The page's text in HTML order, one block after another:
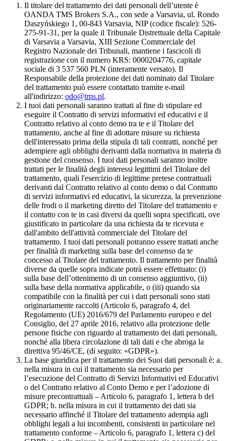
Il titolare del trattamento dei dati personali dell’utente è
OANDA TMS Brokers S.A., con sede a Varsavia, ul. Rondo
Daszyńskiego 1, 00-843 Varsavia, NIP (codice fiscale): 526-
275-91-31, per la quale il Tribunale Distrettuale della Capitale
di Varsavia a Varsavia, XIII Sezione Commerciale del
Registro Nazionale dei Tribunali, mantiene i fascicoli di
registrazione con il numero KRS: 0000204776, capitale
sociale di 3 537 560 PLN (interamente versato). Il
Responsabile della protezione dei dati nominato dal Titolare
del trattamento può essere contattato tramite e-mail
all'indirizzo: odo@tms.pl.
I tuoi dati personali saranno trattati al fine di stipulare ed
eseguire il Contratto di servizi informativi ed educativi e il
Contratto relativo al conto demo tra te e il Titolare del
trattamento, anche al fine di adottare misure su richiesta
dell'interessato prima della stipula di tali contratti, nonché per
adempiere agli obblighi derivanti dalla normativa in materia di
gestione del consenso. I tuoi dati personali saranno inoltre
trattati per le finalità degli interessi legittimi del Titolare del
trattamento, quali l'esercizio di legittime pretese contrattuali
derivanti dal Contratto relativo al conto demo o dal Contratto
di servizi informativi ed educativi, la sicurezza, la prevenzione
delle frodi o il marketing diretto del Titolare del trattamento e
il contatto con te in casi diversi da quelli sopra specificati, ove
giustificato in particolare da una richiesta da te ricevuta e
dall'ambito dell'attività commerciale del Titolare del
trattamento. I tuoi dati personali potranno essere trattati anche
per finalità di marketing sulla base del consenso da te
concesso al Titolare del trattamento. Il trattamento per finalità
diverse da quelle sopra indicate potrà essere effettuato: (i)
sulla base dell’ottenimento di un consenso aggiuntivo, (ii)
sulla base della normativa applicabile, o (iii) quando sia
compatibile con la finalità per cui i dati personali sono stati
originariamente raccolti (Articolo 6, paragrafo 4, del
Regolamento (UE) 2016/679 del Parlamento europeo e del
Consiglio, del 27 aprile 2016, relativo alla protezione delle
persone fisiche con riguardo al trattamento dei dati personali,
nonché alla libera circolazione di tali dati e che abroga la
direttiva 95/46/CE, (di seguito: «GDPR»).
La base giuridica per il trattamento dei Suoi dati personali è: a.
nella misura in cui il trattamento sia necessario per
l’esecuzione del Contratto di Servizi Informativi ed Educativi
o del Contratto relativo al Conto Demo e per l’adozione di
misure precontrattuali – Articolo 6, paragrafo 1, lettera b del
GDPR; b. nella misura in cui il trattamento dei dati sia
necessario affinché il Titolare del trattamento adempia agli
obblighi legali a lui incombenti, consistenti in particolare nel
trattamento conforme – Articolo 6, paragrafo 1, lettera c) del